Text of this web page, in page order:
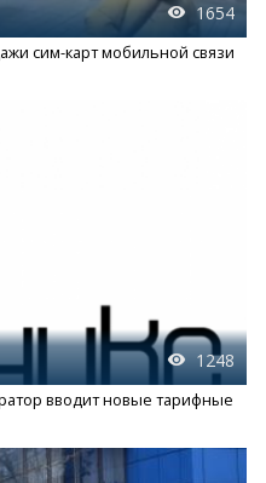
1654
сим-карт мобильной связи
1248
вводит новые тарифные